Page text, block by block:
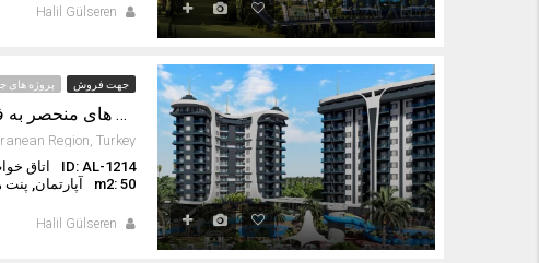
Halil Gülseren
جهت فروش پروژه های
آپارتمان های منحصر به فرد برای فروش در آوسالار آلانیا
ID: AL-1214
اتاق خواب:
m2: 50
آپارتمان,
Halil Gülseren